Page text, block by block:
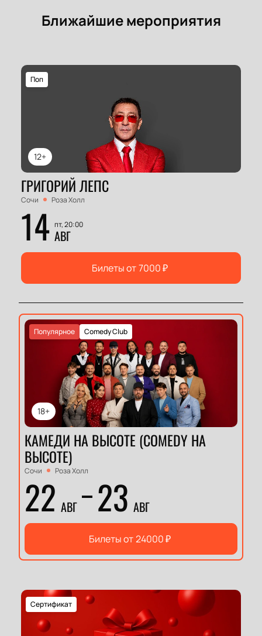
Ближайшие мероприятия
12+
Поп
ГРИГОРИЙ ЛЕПС
Сочи Роза Холл
14 пт, 20:00
АВГ
Билеты от7000₽
18+
Comedy Club
Популярное
КАМЕДИ НА ВЫСОТЕ (COMEDY НА
ВЫСОТЕ)
Сочи Роза Холл
22 АВГ 23 АВГ
Билеты от24000₽
Сертификат